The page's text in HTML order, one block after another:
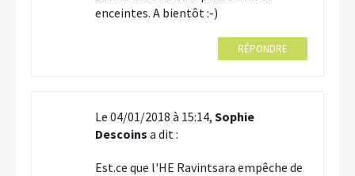
enceintes. A bientôt :-)
RÉPONDRE
Le 04/01/2018 à 15:14, Sophie
Descoins a dit :
Est.ce que l'HE Ravintsara empêche de